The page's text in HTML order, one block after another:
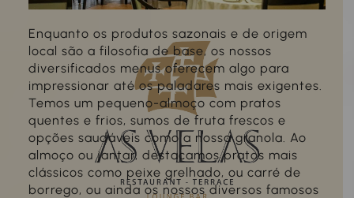
Enquanto os produtos sazonais e de origem
local são a filosofia de base, os nossos
diversificados menus oferecem algo para
impressionar até os paladares mais exigentes.
Temos um pequeno-almoço com pratos
quentes e frios, sumos de fruta frescos e
opções saudáveis como a nossa granola. Ao
almoço ou jantar, destacamos pratos mais
clássicos como peixe grelhado, ou carré de
borrego, ou ainda os nossos diversos famosos